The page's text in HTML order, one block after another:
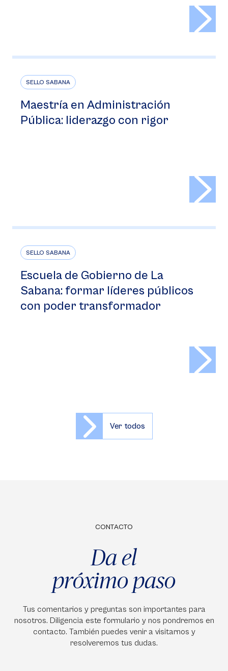
SELLO SABANA
Maestría en Administración
Pública: liderazgo con rigor
SELLO SABANA
Escuela de Gobierno de La
Sabana: formar líderes públicos
con poder transformador
Ver todos
CONTACTO
Da el
próximo paso
Tus comentarios y preguntas son importantes para
nosotros. Diligencia este formulario y nos pondremos en
contacto. También puedes venir a visitarnos y
resolveremos tus dudas.